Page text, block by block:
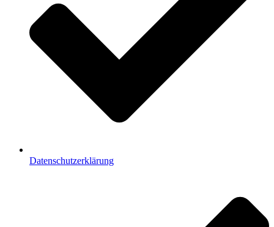
Datenschutzerklärung